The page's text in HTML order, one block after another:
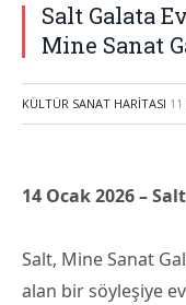
Salt Galata
Mine Sanat
KÜLTÜR SANAT HARITASI
14 Ocak 2026 –
Salt, Mine Sanat
alan bir söyleşiye